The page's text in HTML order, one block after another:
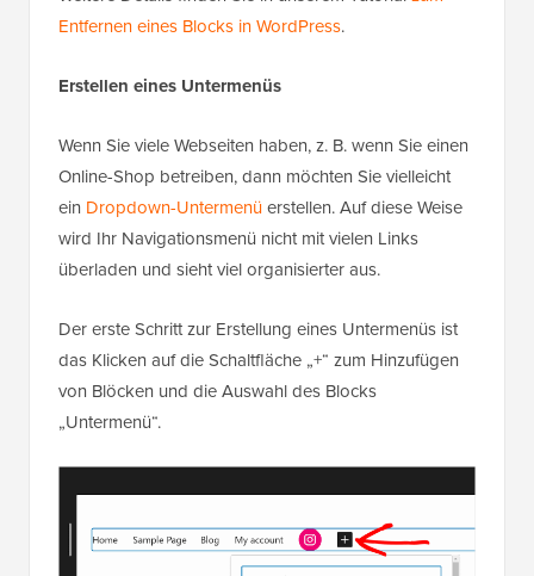
Entfernen eines Blocks in WordPress.
Erstellen eines Untermenüs
Wenn Sie viele Webseiten haben, z. B. wenn Sie einen
Online-Shop betreiben, dann möchten Sie vielleicht
ein Dropdown-Untermenüerstellen. Auf diese Weise
wird Ihr Navigationsmenü nicht mit vielen Links
überladen und sieht viel organisierter aus.
Der erste Schritt zur Erstellung eines Untermenüs ist
das Klicken auf die Schaltfläche „+“ zum Hinzufügen
von Blöcken und die Auswahl des Blocks
„Untermenü“.